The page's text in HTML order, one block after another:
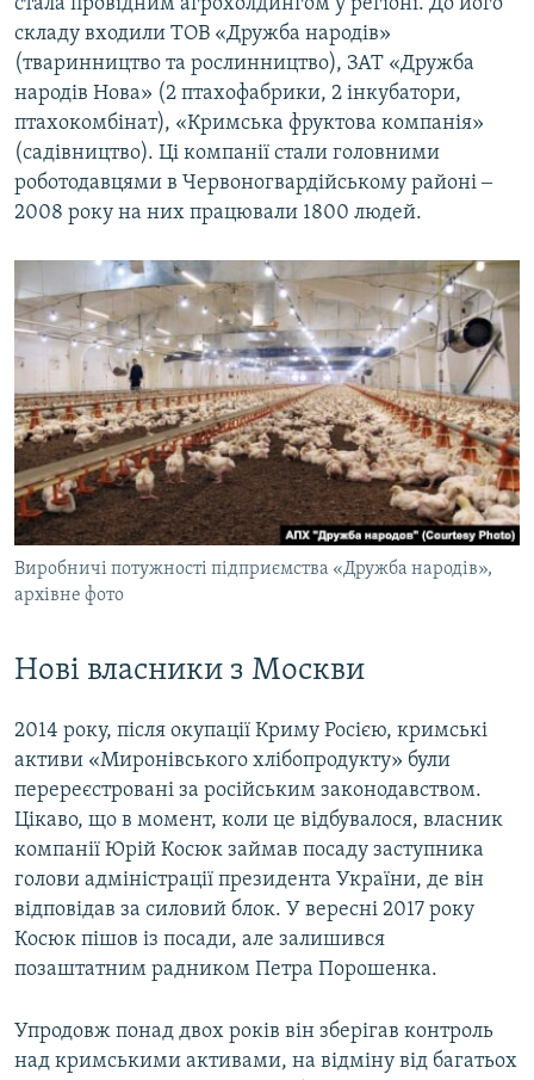
складу входили ТОВ «Дружба народів»
(тваринництво та рослинництво), ЗАТ «Дружба
народів Нова» (2 птахофабрики, 2 інкубатори,
птахокомбінат), «Кримська фруктова компанія»
(садівництво). Ці компанії стали головними
роботодавцями в Червоногвардійському районі ‒
2008 року на них працювали 1800 людей.
Виробничі потужності підприємства «Дружба народів»,
архівне фото
Нові власники з Москви
2014 року, після окупації Криму Росією, кримські
активи «Миронівського хлібопродукту» були
перереєстровані за російським законодавством.
Цікаво, що в момент, коли це відбувалося, власник
компанії Юрій Косюк займав посаду заступника
голови адміністрації президента України, де він
відповідав за силовий блок. У вересні 2017 року
Косюк пішов із посади, але залишився
позаштатним радником Петра Порошенка.
Упродовж понад двох років він зберігав контроль
над кримськими активами, на відміну від багатьох